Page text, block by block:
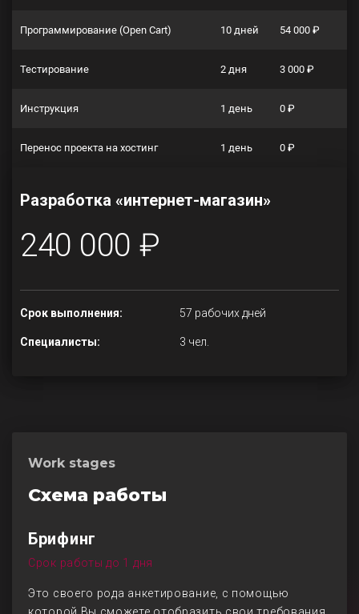
Программирование (Open Cart) 10 дней 54 000 ₽
Тестирование 2 дня 3 000 ₽
Инструкция 1 день 0 ₽
Перенос проекта на хостинг 1 день 0 ₽
Разработка «интернет-магазин»
240 000 ₽
Срок выполнения: 57 рабочих дней
Специалисты: 3 чел.
Work stages
Схема работы
Брифинг
Срок работы до 1 дня
Это своего рода анкетирование, с помощью